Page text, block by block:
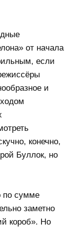
от начала
если
и
конечно,
Буллок, но
по сумме
заметно
короб». Но